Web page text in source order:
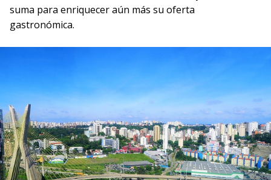
suma para enriquecer aún más su oferta
gastronómica.